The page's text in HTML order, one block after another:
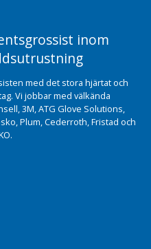
inom
med det stora hjärtat och
Vi jobbar med välkända
3M, ATG Glove Solutions,
Plum, Cederroth, Fristad och